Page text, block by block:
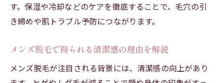
医療脱毛が毛穴や体臭に与える効果解説
脱毛で得られる清潔感を体験者の声から紹
体臭対策に有効な脱毛の選び方ガイド
体臭予防に強い脱毛の選び方を徹底解説
す。保湿や冷却などのケアを徹底することで、毛穴の引
き締めや肌トラブル予防につながります。
メンズ脱毛で得られる清潔感の理由を解説
メンズ脱毛が注目される背景には、清潔感の向上があり